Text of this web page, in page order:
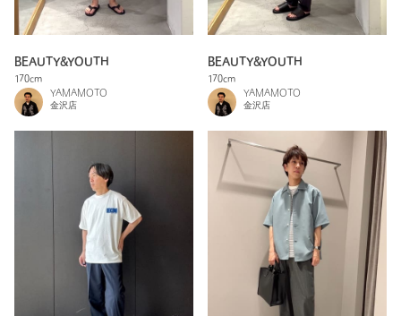
BEAUTY&YOUTH
170cm
YAMAMOTO
金沢店
BEAUTY&YOUTH
170cm
YAMAMOTO
金沢店